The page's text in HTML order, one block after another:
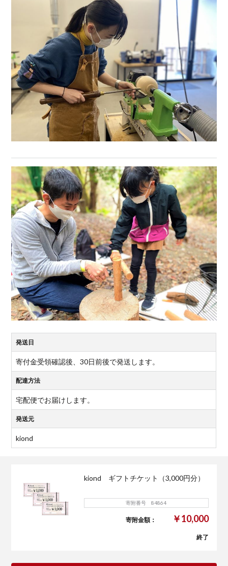
発送日
寄付金受領確認後、30日前後で発送します。
配達方法
宅配便でお届けします。
発送元
kiond
kiond ギフトチケット（3,000円分）
寄附番号 84864
寄附金額： ￥10,000
終了